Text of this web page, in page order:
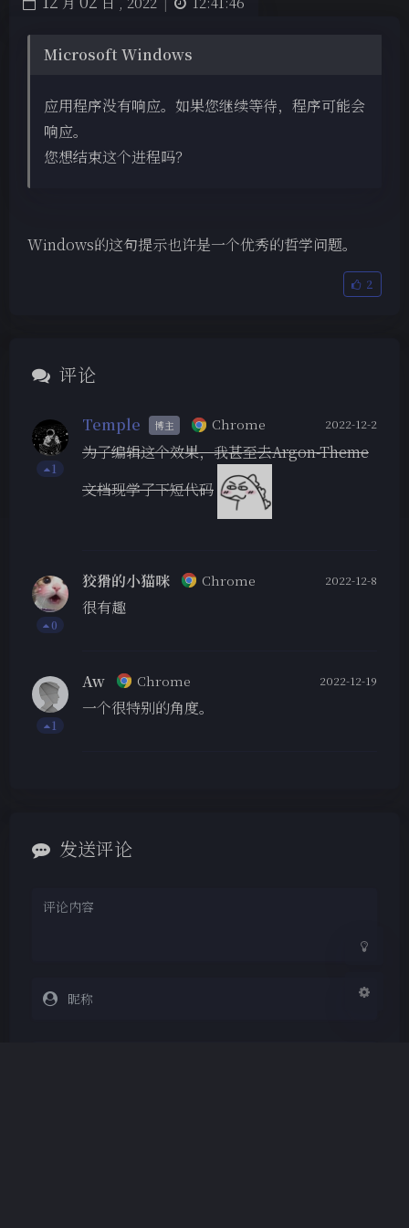
Microsoft Windows
应用程序没有响应。如果您继续等待，程序可能会
响应。
您想结束这个进程吗？
Windows的这句提示也许是一个优秀的哲学问题。
2
评论
1
Temple 博主 Chrome 2022-12-2
为了编辑这个效果，我甚至去Argon-Theme
文档现学了下短代码
0
狡猾的小猫咪 Chrome 2022-12-8
很有趣
1
Aw Chrome 2022-12-19
一个很特别的角度。
发送评论